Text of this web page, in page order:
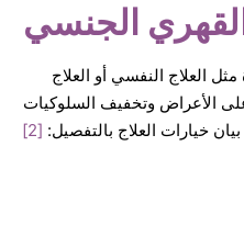
الجنسي
العلاج النفسي أو العلاج
الأعراض وتخفيف السلوكيات
خيارات العلاج بالتفصيل: [2]